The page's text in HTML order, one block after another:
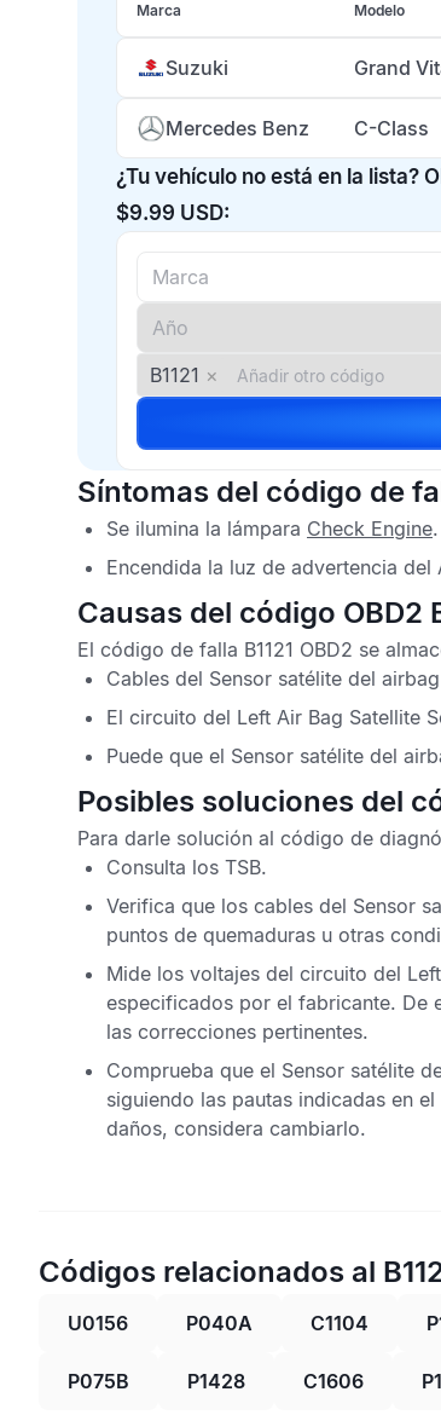
Marca Modelo
Suzuki Grand
Mercedes Benz C-Class
¿Tu vehículo no está en la lista?
$9.99 USD:
B1121 ×
Síntomas del código de
Se ilumina la lámpara Check Engine.
Encendida la luz de advertencia del
Causas del código OBD2
El código de falla B1121 OBD2 se
Cables del Sensor satélite del
El circuito del Left Air Bag Satellite
Puede que el Sensor satélite del
Posibles soluciones del
Para darle solución al código de
Consulta los TSB.
Verifica que los cables del Sensor
puntos de quemaduras u otras
Mide los voltajes del circuito del
especificados por el fabricante. De
las correcciones pertinentes.
Comprueba que el Sensor satélite
siguiendo las pautas indicadas en
daños, considera cambiarlo.
Códigos relacionados al
U0156 P040A C1104
P075B P1428 C1606